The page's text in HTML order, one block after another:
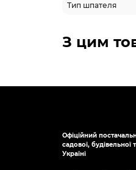
Тип шпателя
З цим
Офіційний
садової, будівельної
Україні